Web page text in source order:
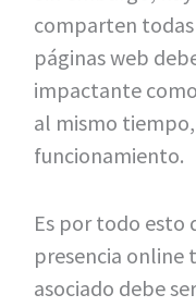
comparten
páginas web
impactante
al mismo
funcionamiento.
Es por todo esto
presencia online
asociado debe